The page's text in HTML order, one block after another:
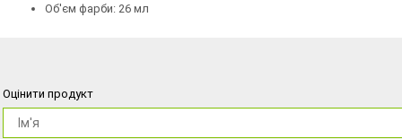
Об'єм фарби: 26 мл
Оцінити продукт